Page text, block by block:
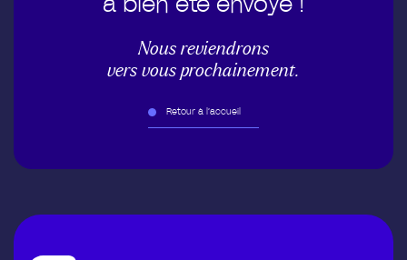
Nous reviendrons
vers vous prochainement.
Retour à l’accueil